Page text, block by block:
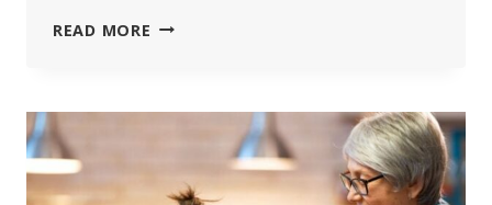
READ MORE LÅNGVARIG
BEKÄMPNINGSMEDEL
FÖRÄNDRAR
TARMENS
MIKROBIOM